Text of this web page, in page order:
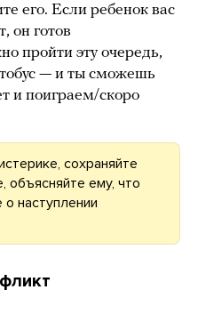
его. Если ребенок вас
он готов
пройти эту очередь,
— и ты сможешь
и поиграем/скоро
сохраняйте
объясняйте ему, что
о наступлении